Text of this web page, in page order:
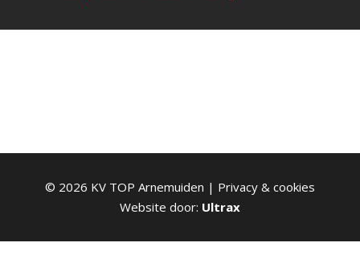
© 2026 KV TOP Arnemuiden | Privacy & cookies
Website door: Ultrax